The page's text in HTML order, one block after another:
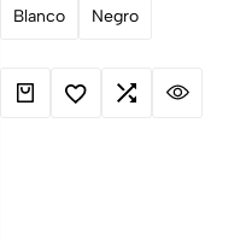
Blanco Negro